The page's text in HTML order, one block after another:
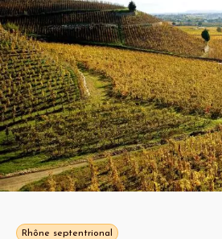
Rhône septentrional